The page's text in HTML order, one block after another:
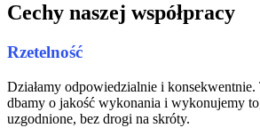
Cechy naszej współpracy
Rzetelność
Działamy odpowiedzialnie i konsekwentnie.
dbamy o jakość wykonania i wykonujemy
uzgodnione, bez drogi na skróty.